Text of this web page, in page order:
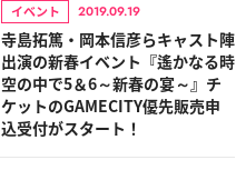
イベント 2019.09.19
寺島拓篤・岡本信彦らキャスト陣
出演の新春イベント『遙かなる時
空の中で5＆6～新春の宴～』チ
ケットのGAMECITY優先販売申
込受付がスタート！